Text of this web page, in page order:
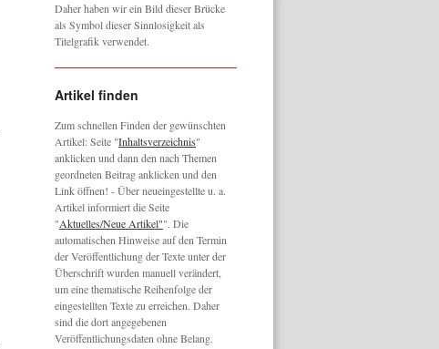
Daher haben wir ein Bild dieser Brücke
als Symbol dieser Sinnlosigkeit als
Titelgrafik verwendet.
Artikel finden
Zum schnellen Finden der gewünschten
Artikel: Seite "Inhaltsverzeichnis"
anklicken und dann den nach Themen
geordneten Beitrag anklicken und den
Link öffnen! - Über neueingestellte u. a.
Artikel informiert die Seite
"Aktuelles/Neue Artikel"". Die
automatischen Hinweise auf den Termin
der Veröffentlichung der Texte unter der
Überschrift wurden manuell verändert,
um eine thematische Reihenfolge der
eingestellten Texte zu erreichen. Daher
sind die dort angegebenen
Veröffentlichungsdaten ohne Belang.